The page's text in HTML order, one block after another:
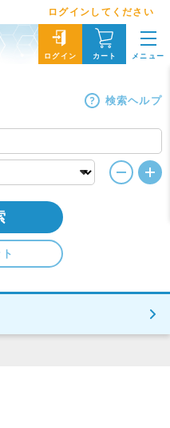
ログインしてください
ログイン カート メニュー
検索ヘルプ